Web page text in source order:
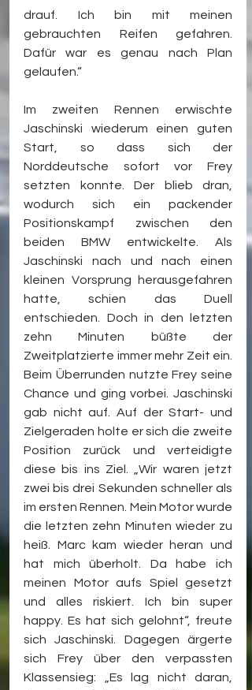
drauf. Ich bin mit meinen
gebrauchten Reifen gefahren.
Dafür war es genau nach Plan
gelaufen.“
Im zweiten Rennen erwischte
Jaschinski wiederum einen guten
Start, so dass sich der
Norddeutsche sofort vor Frey
setzten konnte. Der blieb dran,
wodurch sich ein packender
Positionskampf zwischen den
beiden BMW entwickelte. Als
Jaschinski nach und nach einen
kleinen Vorsprung herausgefahren
hatte, schien das Duell
entschieden. Doch in den letzten
zehn Minuten büßte der
Zweitplatzierte immer mehr Zeit ein.
Beim Überrunden nutzte Frey seine
Chance und ging vorbei. Jaschinski
gab nicht auf. Auf der Start- und
Zielgeraden holte er sich die zweite
Position zurück und verteidigte
diese bis ins Ziel. „Wir waren jetzt
zwei bis drei Sekunden schneller als
im ersten Rennen. Mein Motor wurde
die letzten zehn Minuten wieder zu
heiß. Marc kam wieder heran und
hat mich überholt. Da habe ich
meinen Motor aufs Spiel gesetzt
und alles riskiert. Ich bin super
happy. Es hat sich gelohnt“, freute
sich Jaschinski. Dagegen ärgerte
sich Frey über den verpassten
Klassensieg: „Es lag nicht daran,